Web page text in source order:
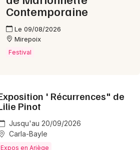
Contemporaine
Le 09/08/2026
Mirepoix
Festival
' Récurrences" de
Pinot
Jusqu'au 20/09/2026
Carla-Bayle
Expos en Ariège